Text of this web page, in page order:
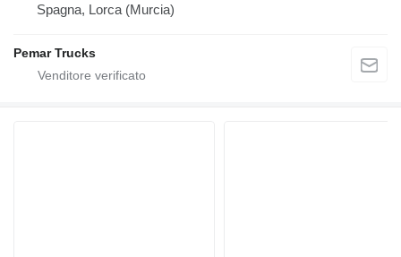
Spagna, Lorca (Murcia)
Pemar Trucks